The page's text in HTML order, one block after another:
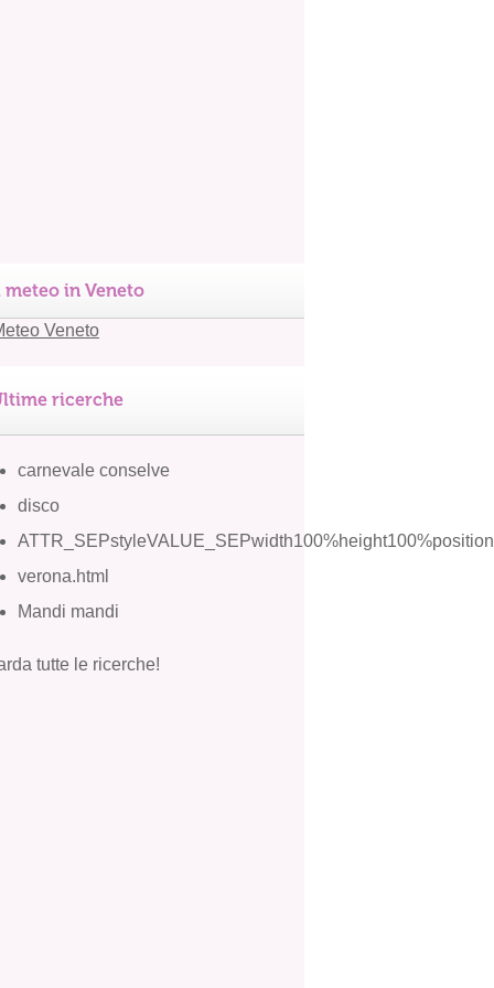
meteo in Veneto
ricerche
carnevale conselve
disco
verona.html
Mandi mandi
tutte le ricerche!